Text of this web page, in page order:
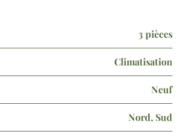
3 pièces
Climatisation
Neuf
Nord, Sud